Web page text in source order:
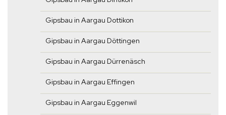
Gipsbau in Aargau Dottikon
Gipsbau in Aargau Döttingen
Gipsbau in Aargau Dürrenäsch
Gipsbau in Aargau Effingen
Gipsbau in Aargau Eggenwil